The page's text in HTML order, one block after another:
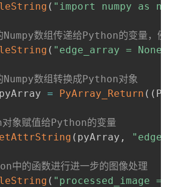
( "import numpy as
数组传递给Python的变量，
( "edge_array = None"
数组转换成Python对象
= PyArray_Return ( (
象赋值给Python的变量
( pyArray ,
的函数进行进一步的图像处理
( "processed_image =